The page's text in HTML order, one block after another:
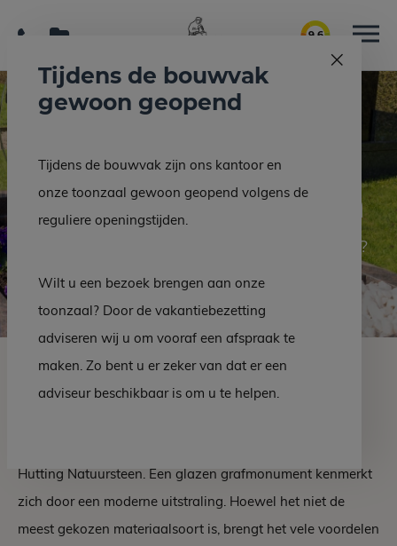
9.6
Glazen
grafmonumenten
Op zoek naar glazen grafmonumenten?
Over glazen
grafmonumenten
Hutting Natuursteen. Een glazen grafmonument kenmerkt
zich door een moderne uitstraling. Hoewel het niet de
meest gekozen materiaalsoort is, brengt het vele voordelen
Tijdens de bouwvak
gewoon geopend
Tijdens de bouwvak zijn ons kantoor en
onze toonzaal gewoon geopend volgens de
reguliere openingstijden.
Wilt u een bezoek brengen aan onze
toonzaal? Door de vakantiebezetting
adviseren wij u om vooraf een afspraak te
maken. Zo bent u er zeker van dat er een
adviseur beschikbaar is om u te helpen.